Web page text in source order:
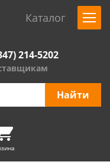
Каталог
214-5202